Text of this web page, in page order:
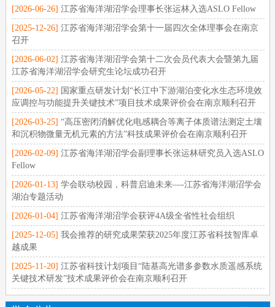
[2026-06-26] 江苏省海洋湖沼学会理事长张运林入选ASLO Fellow
[2025-12-26] 江苏省海洋湖沼学会第十一届四次全体理事会在南京
召开
[2026-06-02] 江苏省海洋湖沼学会第十二次会员代表大会暨第九届
江苏省海洋湖沼学会研究生论坛成功召开
[2026-05-22] 国家重点研发计划“长江中下游湖泊变化水生态环境效
应调控与功能提升关键技术”项目技术成果评价会在南京顺利召开
[2026-03-25] “高压密闭消解优化电感耦合等离子体质谱法测定土壤
和沉积物微量无机元素的方法”科技成果评价会在南京顺利召开
[2026-02-09] 江苏省海洋湖沼学会副理事长张运林研究员入选ASLO
Fellow
[2026-01-13] 学会联动校园，科普启迪未来—-江苏省海洋湖沼学会
湖泊专题活动
[2026-01-04] 江苏省海洋湖沼学会获评4A级全省性社会组织
[2025-12-05] 我会推荐的研究成果荣获2025年度江苏省科技智库卓
越成果
[2025-11-20] 江苏省科技计划项目“陆基高光谱多参数水质遥感系统
关键技术研发”技术成果评价会在南京顺利召开